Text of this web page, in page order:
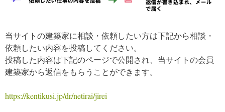
当サイトの建築家に相談・依頼したい方は下記から相談・
依頼したい内容を投稿してください。
投稿した内容は下記のページで公開され、当サイトの会員
建築家から返信をもらうことができます。
https://kentikusi.jp/dr/netirai/jirei